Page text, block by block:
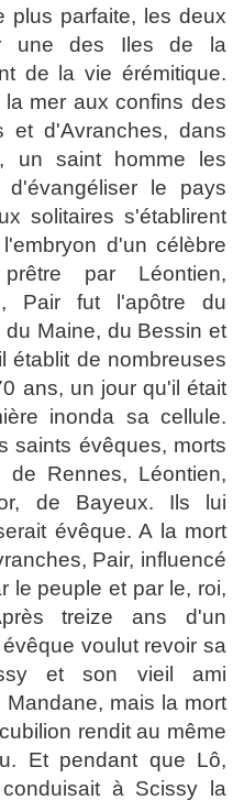
plus parfaite, les deux
une des Iles de la
de la vie érémitique.
mer aux confins des
et d'Avranches, dans
un saint homme les
d'évangéliser le pays
solitaires s'établirent
d'un célèbre
par Léontien,
Pair fut l'apôtre du
Maine, du Bessin et
établit de nombreuses
ans, un jour qu'il était
inonda sa cellule.
saints évêques, morts
de Rennes, Léontien,
de Bayeux. Ils lui
évêque. A la mort
nches, Pair, influencé
le peuple et par le, roi,
treize ans d'un
voulut revoir sa
et son vieil ami
Mandane, mais la mort
rendit au même
Et pendant que Lô,
à Scissy la